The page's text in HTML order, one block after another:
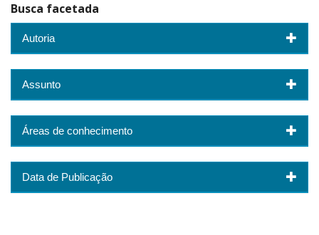
Busca facetada
Autoria
Assunto
Áreas de conhecimento
Data de Publicação